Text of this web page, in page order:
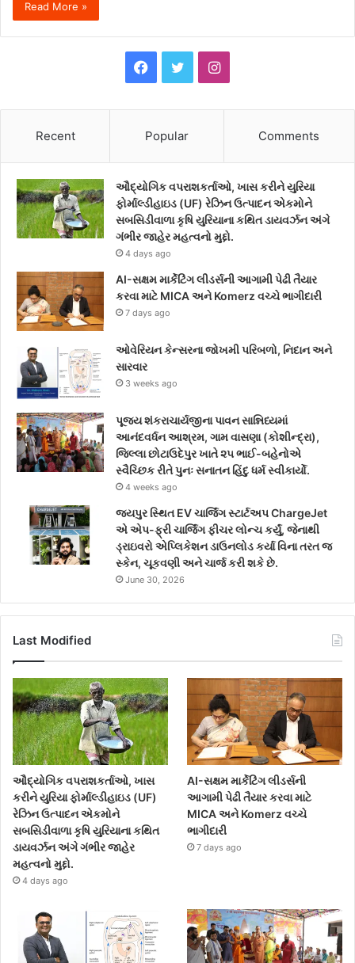
Read More »
c
e
b
o
o
k
i
t
t
e
I
t
a
g
a
Recent Popular Comments
ઔદ્યોગિક વપરાશકર્તાઓ, ખાસ કરીને યુરિયા
ફોર્માલ્ડીહાઇડ (UF) રેઝિન ઉત્પાદન એકમોને
સબસિડીવાળા કૃષિ યુરિયાના કથિત ડાયવર્ઝન અંગે
ગંભીર જાહેર મહત્વનો મુદ્દો.
4 days ago
AI-સક્ષમ માર્કેટિંગ લીડર્સની આગામી પેઢી તૈયાર
કરવા માટે MICA અને Komerz વચ્ચે ભાગીદારી
7 days ago
ઓવેરિયન કેન્સરના જોખમી પરિબળો, નિદાન અને
સારવાર
3 weeks ago
પૂજ્ય શંકરાચાર્યજીના પાવન સાન્નિધ્યમાં
આનંદવર્ધન આશ્રમ, ગામ વાસણા (કોશીન્દ્રા),
જિલ્લા છોટાઉદેપુર ખાતે ૨૫ ભાઈ-બહેનોએ
સ્વૈચ્છિક રીતે પુનઃ સનાતન હિંદુ ધર્મ સ્વીકાર્યો.
4 weeks ago
જયપુર સ્થિત EV ચાર્જિંગ સ્ટાર્ટઅપ ChargeJet
એ એપ-ફ્રી ચાર્જિંગ ફીચર લોન્ચ કર્યું, જેનાથી
ડ્રાઇવરો એપ્લિકેશન ડાઉનલોડ કર્યા વિના તરત જ
સ્કેન, ચૂકવણી અને ચાર્જ કરી શકે છે.
June 30, 2026
Last Modified
ઔદ્યોગિક વપરાશકર્તાઓ, ખાસ
કરીને યુરિયા ફોર્માલ્ડીહાઇડ (UF)
રેઝિન ઉત્પાદન એકમોને
સબસિડીવાળા કૃષિ યુરિયાના કથિત
ડાયવર્ઝન અંગે ગંભીર જાહેર
મહત્વનો મુદ્દો.
4 days ago
AI-સક્ષમ માર્કેટિંગ લીડર્સની
આગામી પેઢી તૈયાર કરવા માટે
MICA અને Komerz વચ્ચે
ભાગીદારી
7 days ago